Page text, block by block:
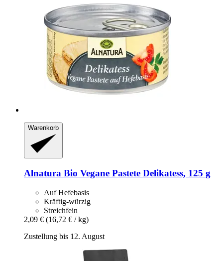
Warenkorb
Alnatura Bio Vegane Pastete Delikatess, 125 g
Auf Hefebasis
Kräftig-würzig
Streichfein
2,09 € (16,72 € / kg)
Zustellung bis 12. August